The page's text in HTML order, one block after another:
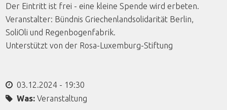
Der Eintritt ist frei - eine kleine Spende wird erbeten.
Veranstalter: Bündnis Griechenlandsolidarität Berlin,
SoliOli und Regenbogenfabrik.
Unterstützt von der Rosa-Luxemburg-Stiftung
03.12.2024 - 19:30
Was:Veranstaltung